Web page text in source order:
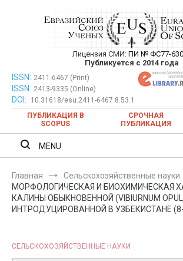
Евразийский Союз
публикация научных
ежемесячном
Лицензия СМИ: ПИ № ФС77-
Публикуется с 2014 года
Евразийский Союз Ученых — публикация
ежемесячном научном
ISSN: 2411-6467 (Print)
ISSN: 2413-9335 (Online)
DOI:
10.31618/esu.2411-6467.8.53.1
ПУБЛИКАЦИЯ В
SCOPUS
СРОЧНАЯ
ПУБЛИКАЦИЯ
MENU
Главная
Сельскохозяйственные науки
МОРФОЛОГИЧЕСКАЯ И БИОХИМИЧЕСКАЯ
КАЛИНЫ ОБЫКНОВЕННОЙ (VIBIURNUM
ИНТРОДУЦИРОВАННОЙ В УЗБЕКИСТАНЕ
СЕЛЬСКОХОЗЯЙСТВЕННЫЕ НАУКИ